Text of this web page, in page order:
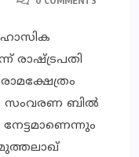
രാഷ്ട്രപതി
സംവരണ ബില്‍